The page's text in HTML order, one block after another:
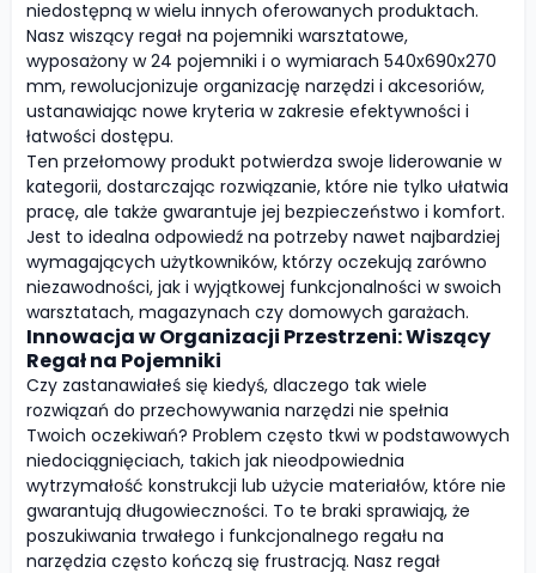
niedostępną w wielu innych oferowanych produktach.
Nasz wiszący regał na pojemniki warsztatowe,
wyposażony w 24 pojemniki i o wymiarach 540x690x270
mm, rewolucjonizuje organizację narzędzi i akcesoriów,
ustanawiając nowe kryteria w zakresie efektywności i
łatwości dostępu.
Ten przełomowy produkt potwierdza swoje liderowanie w
kategorii, dostarczając rozwiązanie, które nie tylko ułatwia
pracę, ale także gwarantuje jej bezpieczeństwo i komfort.
Jest to idealna odpowiedź na potrzeby nawet najbardziej
wymagających użytkowników, którzy oczekują zarówno
niezawodności, jak i wyjątkowej funkcjonalności w swoich
warsztatach, magazynach czy domowych garażach.
Innowacja w Organizacji Przestrzeni: Wiszący
Regał na Pojemniki
Czy zastanawiałeś się kiedyś, dlaczego tak wiele
rozwiązań do przechowywania narzędzi nie spełnia
Twoich oczekiwań? Problem często tkwi w podstawowych
niedociągnięciach, takich jak nieodpowiednia
wytrzymałość konstrukcji lub użycie materiałów, które nie
gwarantują długowieczności. To te braki sprawiają, że
poszukiwania trwałego i funkcjonalnego regału na
narzędzia często kończą się frustracją. Nasz regał